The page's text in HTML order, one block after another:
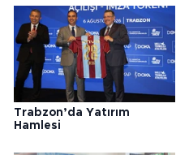
Trabzon’da Yatırım
Hamlesi